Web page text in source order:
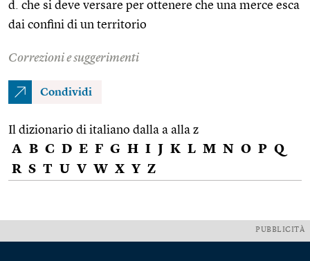
d. che si deve versare per ottenere che una merce esca
dai confini di un territorio
Correzioni e suggerimenti
Condividi
Il dizionario di italiano dalla a alla z
A B C D E F G H I J K L M N O P Q
R S T U V W X Y Z
PUBBLICITÀ